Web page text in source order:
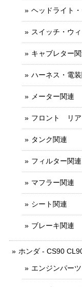
ヘッドライト
スイッチ・ウ
キャブレター
ハーネス・電
メーター関連
フロント リ
タンク関連
フィルター関連
マフラー関連
シート関連
ブレーキ関連
ホンダ - CS90
エンジンパーツ